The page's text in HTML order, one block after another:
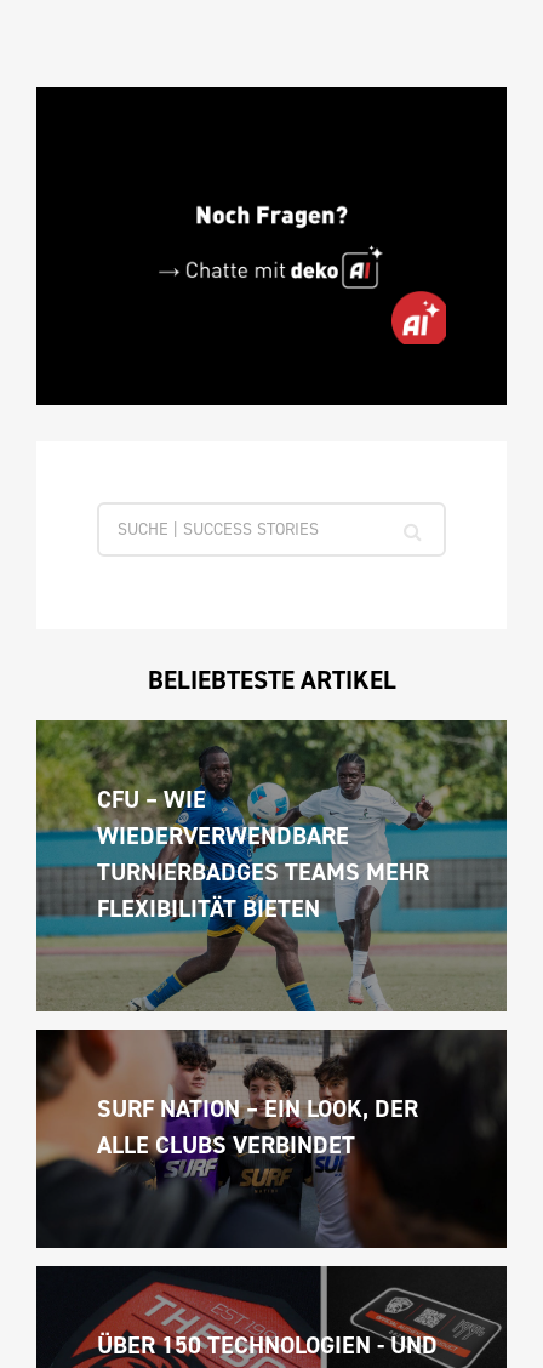
BELIEBTESTE ARTIKEL
CFU – WIE
WIEDERVERWENDBARE
TURNIERBADGES TEAMS MEHR
FLEXIBILITÄT BIETEN
SURF NATION – EIN LOOK, DER
ALLE CLUBS VERBINDET
ÜBER 150 TECHNOLOGIEN - UND